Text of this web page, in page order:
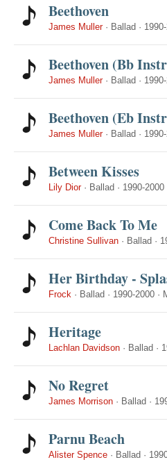
Beethoven
James Muller· Ballad ·
Beethoven (Bb
James Muller· Ballad ·
Beethoven (Eb
James Muller· Ballad ·
Between Kisses
Lily Dior· Ballad · 1990-2000
Come Back To Me
Christine Sullivan · Ballad ·
Her Birthday -
Frock · Ballad · 1990-2000 ·
Heritage
Lachlan Davidson · Ballad ·
No Regret
James Morrison · Ballad ·
Parnu Beach
Alister Spence · Ballad ·